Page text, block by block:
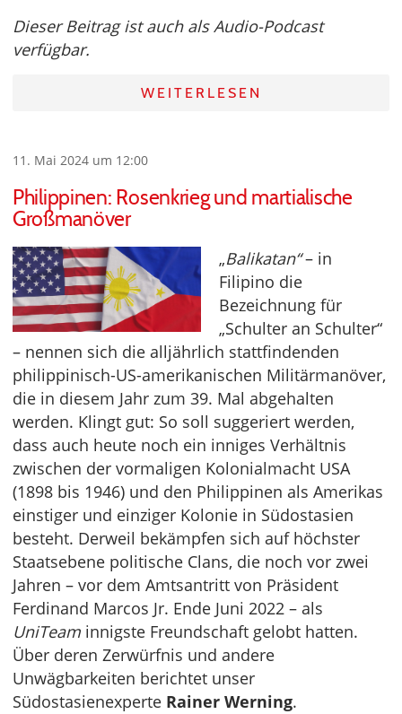
Dieser Beitrag ist auch als Audio-Podcast
verfügbar.
WEITERLESEN
11. Mai 2024 um 12:00
Philippinen: Rosenkrieg und martialische
Großmanöver
„Balikatan“– in
Filipino die
Bezeichnung für
„Schulter an Schulter“
– nennen sich die alljährlich stattfindenden
philippinisch-US-amerikanischen Militärmanöver,
die in diesem Jahr zum 39. Mal abgehalten
werden. Klingt gut: So soll suggeriert werden,
dass auch heute noch ein inniges Verhältnis
zwischen der vormaligen Kolonialmacht USA
(1898 bis 1946) und den Philippinen als Amerikas
einstiger und einziger Kolonie in Südostasien
besteht. Derweil bekämpfen sich auf höchster
Staatsebene politische Clans, die noch vor zwei
Jahren – vor dem Amtsantritt von Präsident
Ferdinand Marcos Jr. Ende Juni 2022 – als
UniTeam innigste Freundschaft gelobt hatten.
Über deren Zerwürfnis und andere
Unwägbarkeiten berichtet unser
Südostasienexperte Rainer Werning.